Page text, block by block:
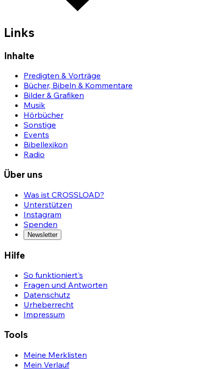
Links
Inhalte
Predigten & Vorträge
Bücher, Bibeln & Kommentare
Bilder & Grafiken
Musik
Hörbücher
Sonstige
Events
Bibellexikon
Radio
Über uns
Was ist CROSSLOAD?
Unterstützen
Instagram
Spenden
Newsletter
Hilfe
So funktioniert's
Fragen und Antworten
Datenschutz
Urheberrecht
Impressum
Tools
Meine Merklisten
Mein Verlauf